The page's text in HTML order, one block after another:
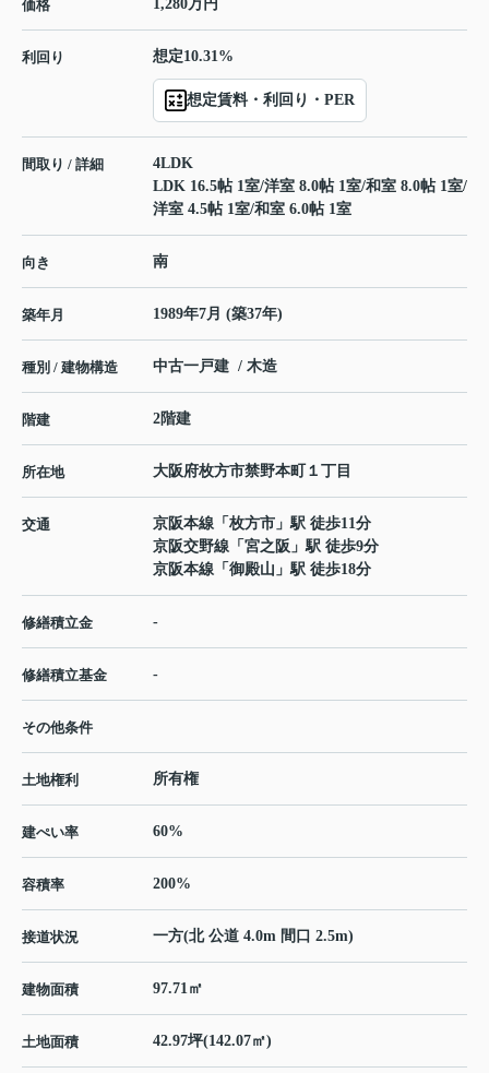
価格 1,280万円
利回り 想定10.31%
想定賃料・利回り・PER
間取り / 詳細
4LDK
LDK 16.5帖 1室/洋室 8.0帖 1室/和室 8.0帖 1室/
洋室 4.5帖 1室/和室 6.0帖 1室
向き 南
築年月 1989年7月 (築37年)
種別 / 建物構造 中古一戸建 / 木造
階建 2階建
所在地 大阪府枚方市禁野本町 １丁目
交通 京阪本線 「 枚方市 」駅 徒歩11分
京阪交野線 「 宮之阪 」駅 徒歩9分
京阪本線 「 御殿山 」駅 徒歩18分
修繕積立金 -
修繕積立基金 -
その他条件
土地権利 所有権
建ぺい率 60%
容積率 200%
接道状況 一方(北 公道 4.0m 間口 2.5m)
建物面積 97.71㎡
土地面積 42.97坪(142.07㎡)